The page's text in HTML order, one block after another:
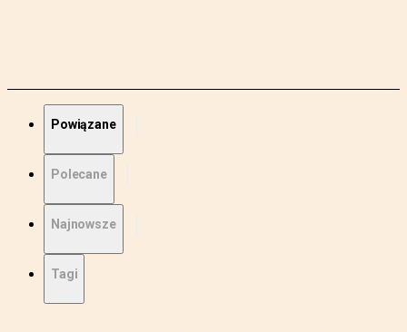
Powiązane
Polecane
Najnowsze
Tagi